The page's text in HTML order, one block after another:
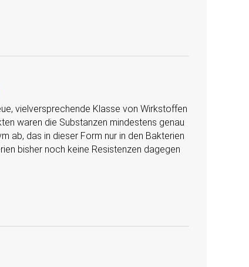
vielversprechende Klasse von Wirkstoffen
waren die Substanzen mindestens genau
ab, das in dieser Form nur in den Bakterien
bisher noch keine Resistenzen dagegen